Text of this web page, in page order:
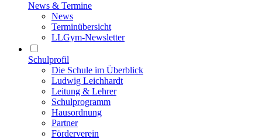
News & Termine
News
Terminübersicht
LLGym-Newsletter
Schulprofil
Die Schule im Überblick
Ludwig Leichhardt
Leitung & Lehrer
Schulprogramm
Hausordnung
Partner
Förderverein